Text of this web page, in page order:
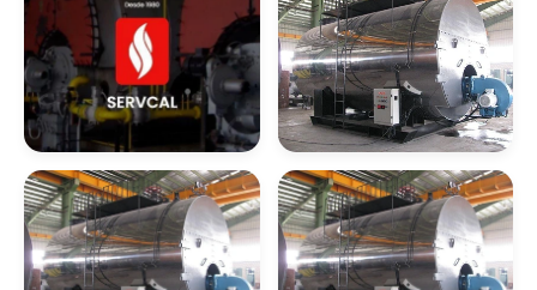
Empresas De Caldeiraria Em Sp
Empresas De Serviços De Caldeiraria Sp
Serviços De Caldeiraria Em Sp
Empresas De Caldeiraria Em Rj
Empresas De Serviços De Caldeiraria Rj
Caldeiras A Gás
Caldeiras A Lenha
Empresa De
Montagem De
Caldeiras A Vapor
Empresa De
Montagem De
Caldeiras
Aquatubulares